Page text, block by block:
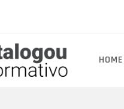
HOME